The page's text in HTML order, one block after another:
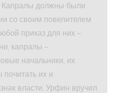
Капралы должны были
со своим повелителем
приказ для них –
капралы –
начальники, их
их и
власти, Урфин вручил